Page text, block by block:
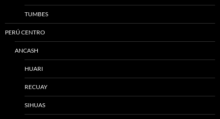
TUMBES
PERÚ CENTRO
ANCASH
HUARI
RECUAY
SIHUAS